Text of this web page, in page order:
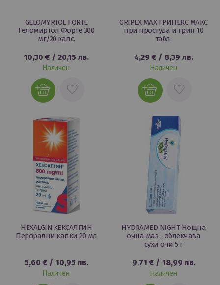
GELOMYRTOL FORTE
Геломиртол Форте 300
мг/20 капс.
10,30 € / 20,15 лв.
Наличен
ДОБАВИ
ЛЮБИМИ
GRIPEX MAX ГРИПЕКС МАКС
при простуда и грип 10
табл.
4,29 € / 8,39 лв.
Наличен
ДОБАВИ
ЛЮБИМИ
HEXALGIN ХЕКСАЛГИН
Перорални капки 20 мл
5,60 €/ 10,95 лв.
Наличен
HYDRAMED NIGHT Нощна
очна маз - облекчава
сухи очи 5 г
9,71 €/ 18,99 лв.
Наличен